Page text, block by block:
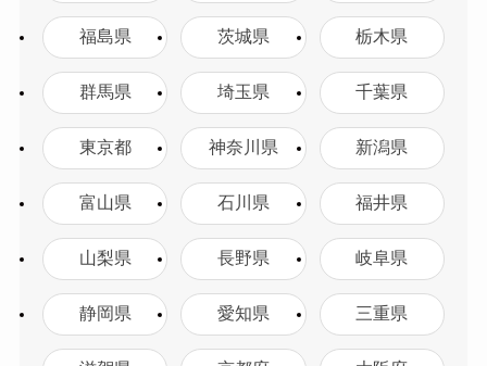
福島県 茨城県 栃木県
群馬県 埼玉県 千葉県
東京都 神奈川県 新潟県
富山県 石川県 福井県
山梨県 長野県 岐阜県
静岡県 愛知県 三重県